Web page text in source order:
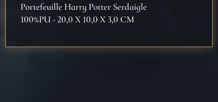
Portefeuille Harry Potter Serdaigle
100%PU - 20,0 X 10,0 X 3,0 CM